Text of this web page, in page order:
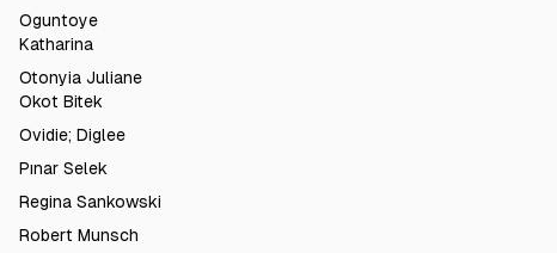
Oguntoye
Katharina
Otonyia Juliane
Okot Bitek
Ovidie; Diglee
Pınar Selek
Regina Sankowski
Robert Munsch